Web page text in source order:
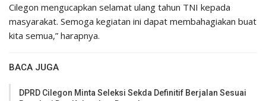
Cilegon mengucapkan selamat ulang tahun TNI kepada
masyarakat. Semoga kegiatan ini dapat membahagiakan buat
kita semua,” harapnya.
BACA JUGA
DPRD Cilegon Minta Seleksi Sekda Definitif Berjalan Sesuai